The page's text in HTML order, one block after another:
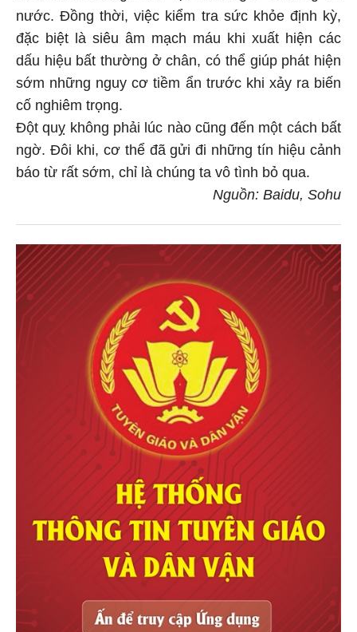
nước. Đồng thời, việc kiểm tra sức khỏe định kỳ,
đặc biệt là siêu âm mạch máu khi xuất hiện các
dấu hiệu bất thường ở chân, có thể giúp phát hiện
sớm những nguy cơ tiềm ẩn trước khi xảy ra biến
cố nghiêm trọng.
Đột quỵ không phải lúc nào cũng đến một cách bất
ngờ. Đôi khi, cơ thể đã gửi đi những tín hiệu cảnh
báo từ rất sớm, chỉ là chúng ta vô tình bỏ qua.
Nguồn: Baidu, Sohu